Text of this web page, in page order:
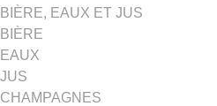
BIÈRE, EAUX ET JUS
BIÈRE
EAUX
JUS
CHAMPAGNES